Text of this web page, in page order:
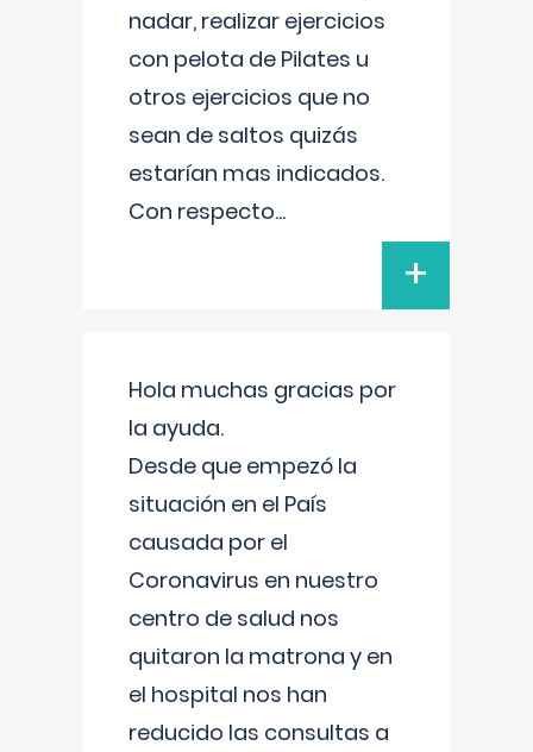
nadar, realizar ejercicios
con pelota de Pilates u
otros ejercicios que no
sean de saltos quizás
estarían mas indicados.
Con respecto...
+
Hola muchas gracias por
la ayuda.
Desde que empezó la
situación en el País
causada por el
Coronavirus en nuestro
centro de salud nos
quitaron la matrona y en
el hospital nos han
reducido las consultas a